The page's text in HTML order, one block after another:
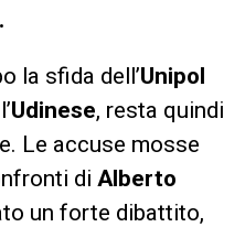
la sfida dell’Unipol
Udinese, resta quindi
Le accuse mosse
di Alberto
un forte dibattito,